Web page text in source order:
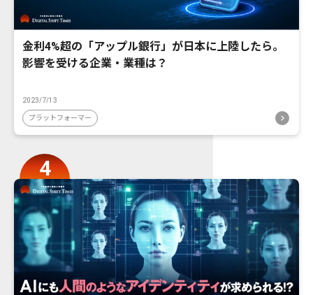
金利4%超の「アップル銀行」が日本に上陸したら。
影響を受ける企業・業種は？
2023/7/13
プラットフォーマー